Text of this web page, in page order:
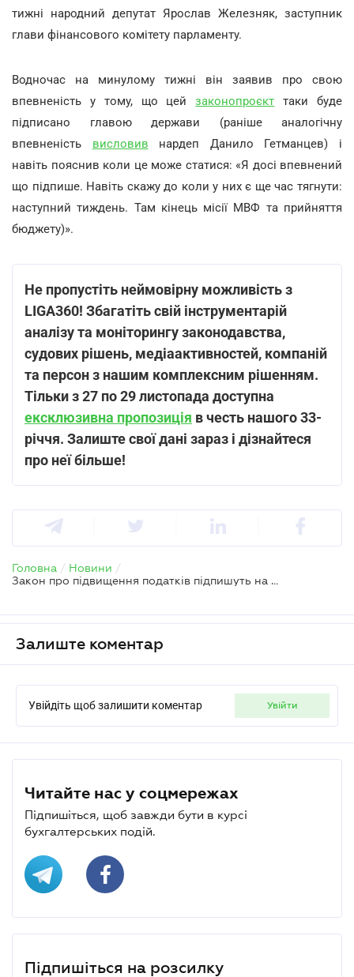
тижні народний депутат Ярослав Железняк, заступник
глави фінансового комітету парламенту.
Водночас на минулому тижні він заявив про свою
впевненість у тому, що цейзаконопроєкт таки буде
підписано главою держави (раніше аналогічну
впевненість висловив нардеп Данило Гетманцев) і
навіть пояснив коли це може статися: «Я досі впевнений
що підпише. Навіть скажу до коли у них є ще час тягнути:
наступний тиждень. Там кінець місії МВФ та прийняття
бюджету)».
Не пропустіть неймовірну можливість з
LIGA360! Збагатіть свій інструментарій
аналізу та моніторингу законодавства,
судових рішень, медіаактивностей, компаній
та персон з нашим комплексним рішенням.
Тільки з 27 по 29 листопада доступна
ексклюзивна пропозиція в честь нашого 33-
річчя. Залиште свої дані зараз і дізнайтеся
про неї більше!
Головна / Новини /
Закон про підвищення податків підпишуть на цьому тижні – нардеп Железняк
Залиште коментар
Увійдіть щоб залишити коментар увійти
Читайте нас у соцмережах
Підпишіться, щоб завжди бути в курсі
бухгалтерських подій.
Підпишіться на розсилку